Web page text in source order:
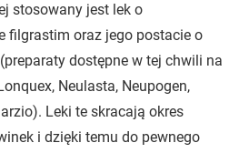
stosowany jest lek o
filgrastim oraz jego postacie o
dostępne w tej chwili na
Neulasta, Neupogen,
Leki te skracają okres
i dzięki temu do pewnego